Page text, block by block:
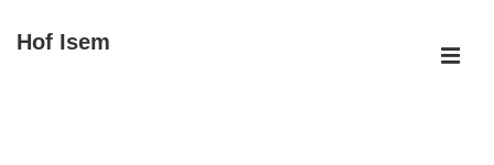
ZumHof Isem